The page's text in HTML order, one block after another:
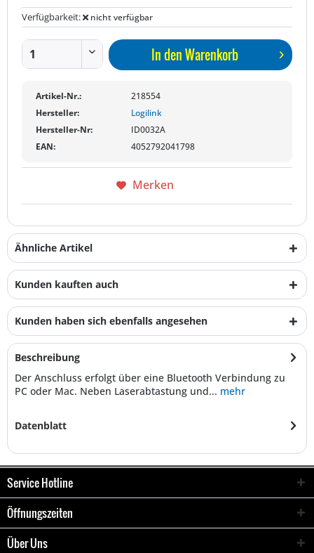
Verfügbarkeit:
nicht verfügbar
In denWarenkorb
Artikel-Nr.:
218554
Hersteller:
Logilink
Hersteller-Nr:
ID0032A
EAN:
4052792041798
Merken
Ähnliche Artikel
Kunden kauften auch
Kunden haben sich ebenfalls angesehen
Beschreibung
Der Anschluss erfolgt über eine Bluetooth Verbindung zu
PC oder Mac. Neben Laserabtastung und... mehr
Datenblatt
Service Hotline
Öffnungszeiten
Über Uns